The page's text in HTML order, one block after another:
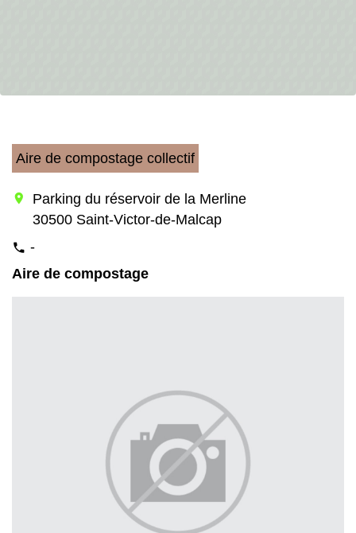
Aire de compostage collectif
location_on
Parking du réservoir de la Merline
30500 Saint-Victor-de-Malcap
phone -
Aire de compostage